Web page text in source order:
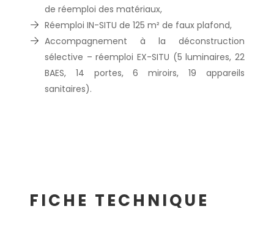
de réemploi des matériaux,
Réemploi IN-SITU de 125 m² de faux plafond,
Accompagnement à la déconstruction
sélective – réemploi EX-SITU (5 luminaires, 22
BAES, 14 portes, 6 miroirs, 19 appareils
sanitaires).
FICHE TECHNIQUE